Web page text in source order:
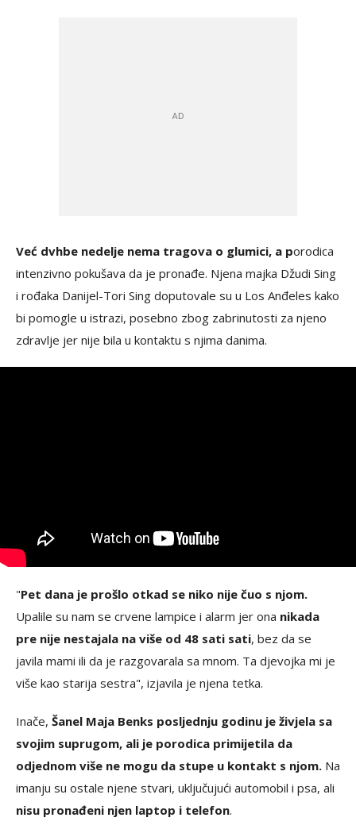
Već dvhbe nedelje nema tragova o glumici, a porodica
intenzivno pokušava da je pronađe. Njena majka Džudi Sing
i rođaka Danijel-Tori Sing doputovale su u Los Anđeles kako
bi pomogle u istrazi, posebno zbog zabrinutosti za njeno
zdravlje jer nije bila u kontaktu s njima danima.
"Pet dana je prošlo otkad se niko nije čuo s njom.
Upalile su nam se crvene lampice i alarm jer ona nikada
pre nije nestajala na više od 48 sati sati, bez da se
javila mami ili da je razgovarala sa mnom. Ta djevojka mi je
više kao starija sestra", izjavila je njena tetka.
Inače, Šanel Maja Benks posljednju godinu je živjela sa
svojim suprugom, ali je porodica primijetila da
odjednom više ne mogu da stupe u kontakt s njom. Na
imanju su ostale njene stvari, uključujući automobil i psa, ali
nisu pronađeni njen laptop i telefon.